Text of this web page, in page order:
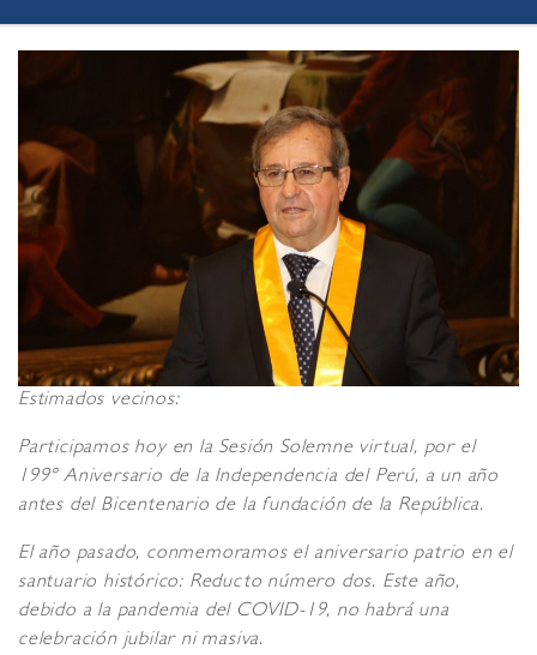
Estimados vecinos:
Participamos hoy en la Sesión Solemne virtual, por el
199° Aniversario de la Independencia del Perú, a un año
antes del Bicentenario de la fundación de la República.
El año pasado, conmemoramos el aniversario patrio en el
santuario histórico: Reducto número dos. Este año,
debido a la pandemia del COVID-19, no habrá una
celebración jubilar ni masiva.